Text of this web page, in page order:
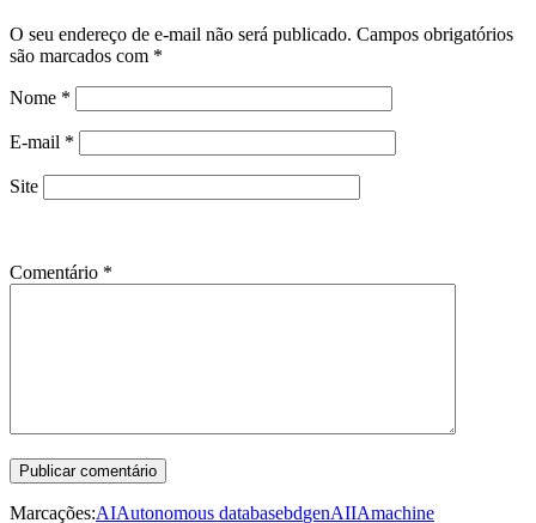
O seu endereço de e-mail não será publicado. Campos obrigatórios
são marcados com *
Nome *
E-mail *
Site
Comentário *
Marcações:AIAutonomous databasebdgenAIIAmachine